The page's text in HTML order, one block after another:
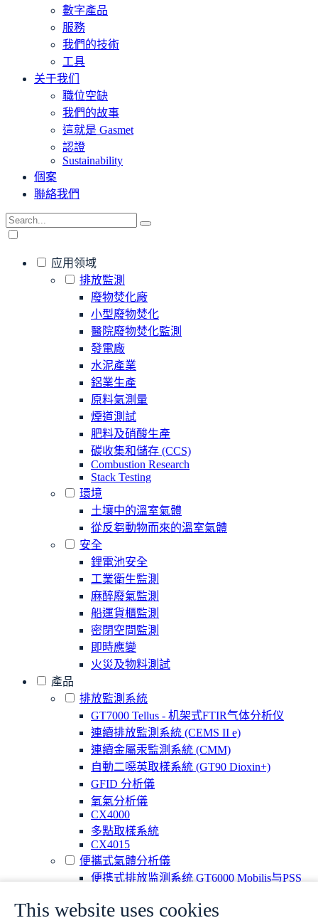
This website uses cookies
數字產品
服務
我們的技術
工具
关于我们
職位空缺
我們的故事
這就是 Gasmet
認證
Sustainability
個案
聯絡我們
应用领域
排放監測
廢物焚化廠
小型廢物焚化
醫院廢物焚化監測
發電廠
水泥產業
鋁業生產
原料氣測量
煙道測試
肥料及硝酸生產
碳收集和儲存 (CCS)
Combustion Research
Stack Testing
環境
土壤中的溫室氣體
從反芻動物而來的溫室氣體
安全
鋰電池安全
工業衛生監測
麻醉廢氣監測
船運貨櫃監測
密閉空間監測
即時應變
火災及物料測試
產品
排放監測系統
GT7000 Tellus - 机架式FTIR气体分析仪
連續排放監測系統 (CEMS II e)
連續金屬汞監測系統 (CMM)
自動二噁英取樣系統 (GT90 Dioxin+)
GFID 分析儀
氧氣分析儀
CX4000
多點取樣系統
CX4015
便攜式氣體分析儀
便携式排放监测系统 GT6000 Mobilis与PSS
DX4015 – 便攜式煙氣及排放分析儀